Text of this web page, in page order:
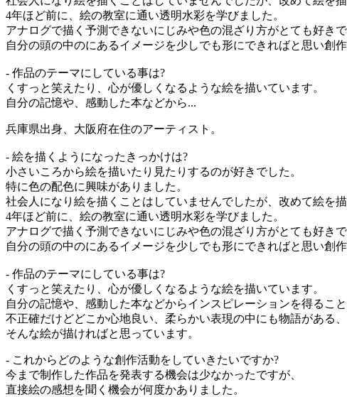
4年ほど前に、絵の教室に通い透明水彩を学びました。
アナログで描く予測できないにじみや色の混ざり方がとても好きで
自分の頭の中のにあるイメージを少しでも形にできればと思い創
- 作品のテーマにしている事は?
くすっと笑えたり、心が優しくなるような絵を描いています。
自分の記憶や、感動した本などから...
兵庫県出身、大阪府在住のアーティスト。
- 絵を描くようになったきっかけは?
小さいころから絵を描いたり見たりするのが好きでした。
特に色の配色に興味がありました。
社会人になり絵を描くことはしていませんでしたが、改めて絵を
4年ほど前に、絵の教室に通い透明水彩を学びました。
アナログで描く予測できないにじみや色の混ざり方がとても好きで
自分の頭の中のにあるイメージを少しでも形にできればと思い創
- 作品のテーマにしている事は?
くすっと笑えたり、心が優しくなるような絵を描いています。
自分の記憶や、感動した本などからインスピレーションを得ること
不正確だけどどこか心地良い、柔らかい表現の中にも物語がある、
そんな絵が描ければと思っています。
- これからどのような創作活動をしていきたいですか?
今まで制作した作品を発表する機会は少なかったですが、
直接絵の感想を聞く機会が何度かありました。